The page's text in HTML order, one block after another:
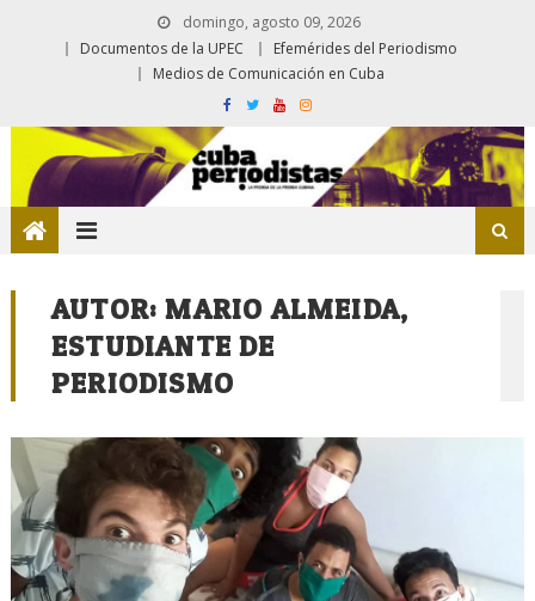
domingo, agosto 09, 2026
Documentos de la UPEC
Efemérides del Periodismo
Medios de Comunicación en Cuba
AUTOR:MARIO ALMEIDA,
ESTUDIANTE DE
PERIODISMO